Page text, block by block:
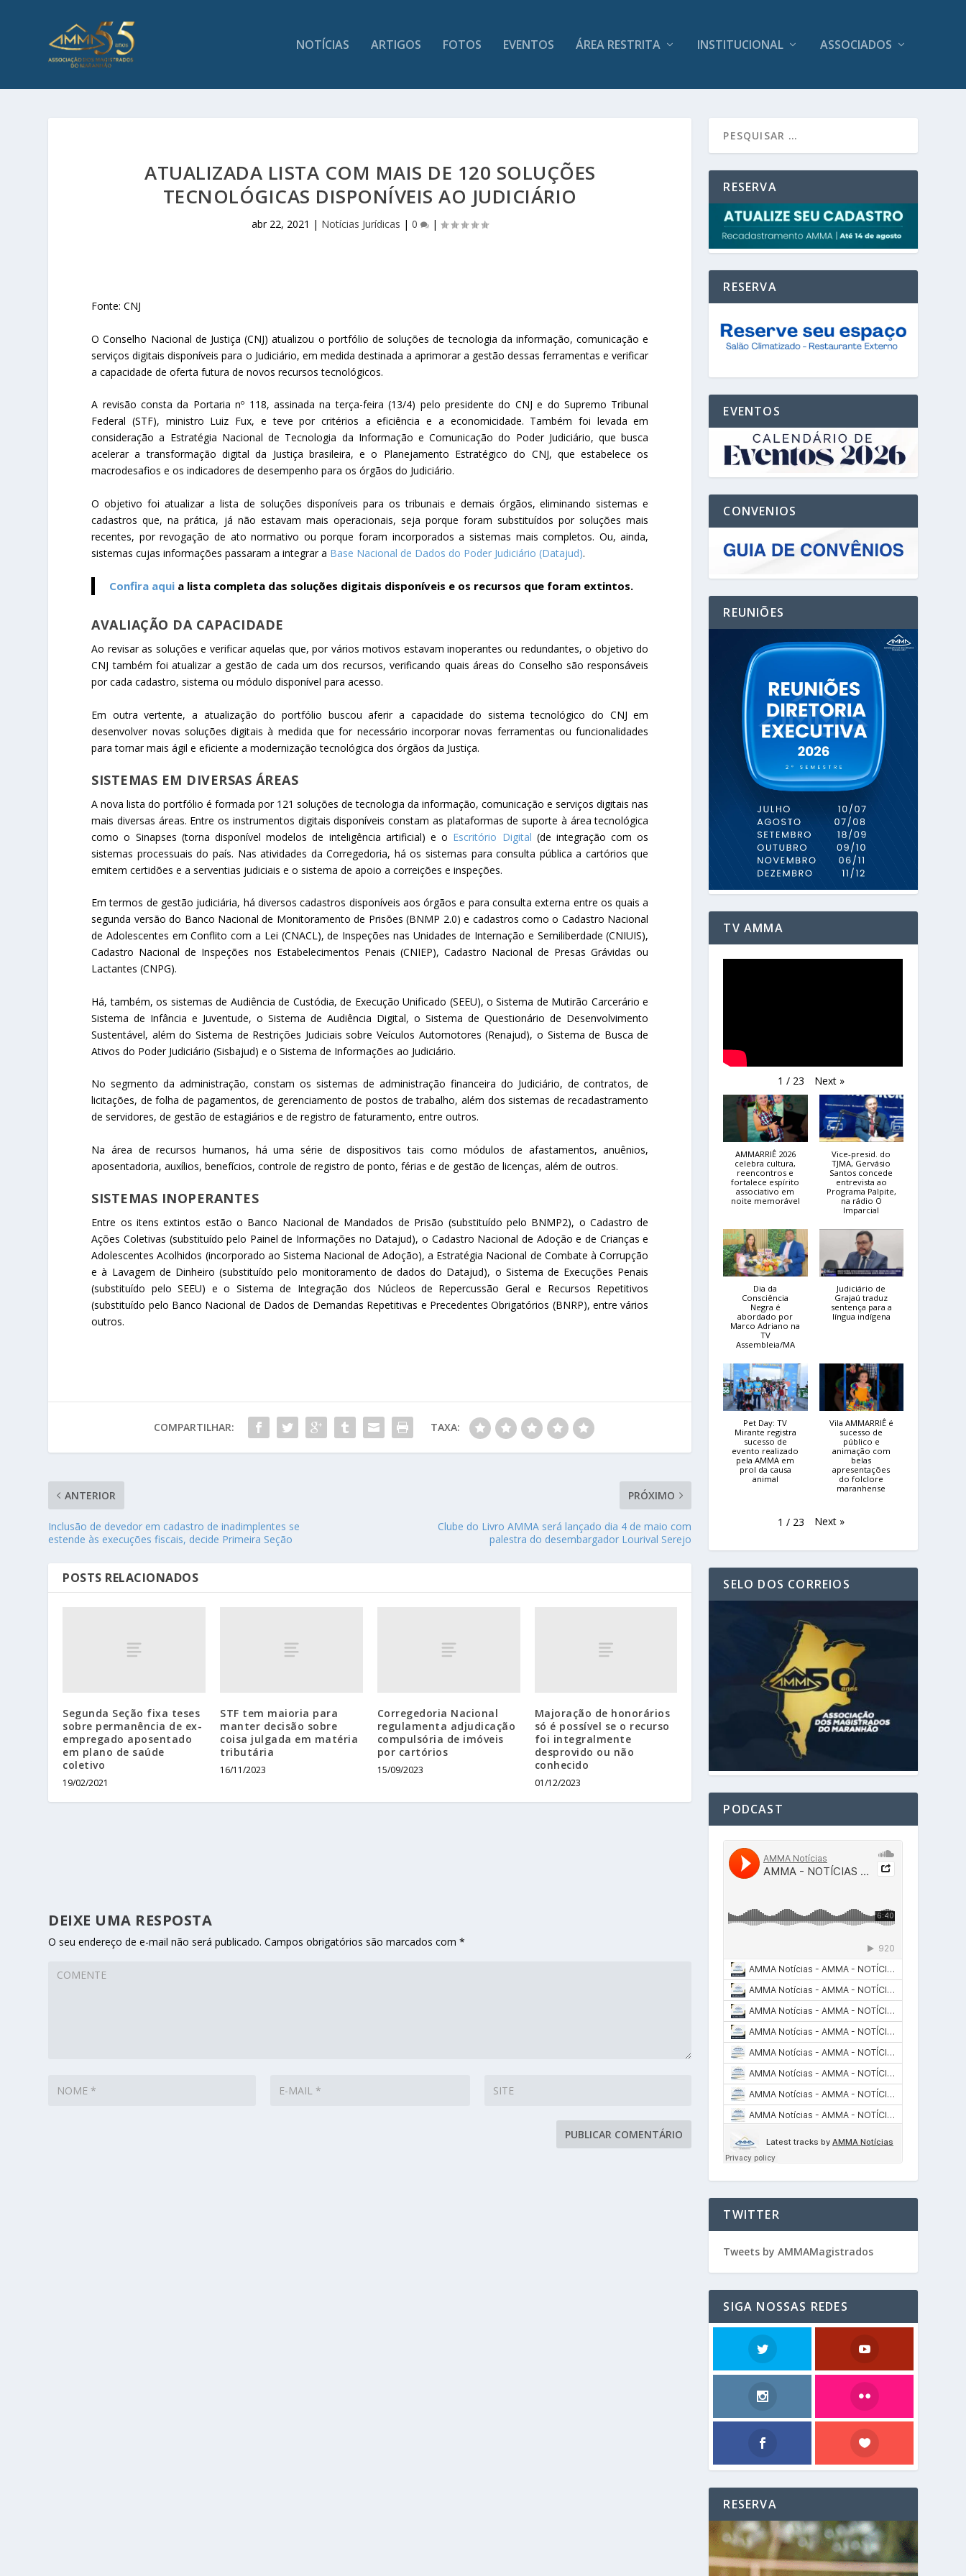
NOTÍCIAS ARTIGOS FOTOS EVENTOS ÁREA RESTRITA INSTITUCIONAL ASSOCIADOS
ATUALIZADA LISTA COM MAIS DE 120 SOLUÇÕES
TECNOLÓGICAS DISPONÍVEIS AO JUDICIÁRIO
abr 22, 2021 | Notícias Jurídicas |0 |
Fonte: CNJ
O Conselho Nacional de Justiça (CNJ) atualizou o portfólio de soluções de tecnologia da informação, comunicação e
serviços digitais disponíveis para o Judiciário, em medida destinada a aprimorar a gestão dessas ferramentas e verificar
a capacidade de oferta futura de novos recursos tecnológicos.
A revisão consta da Portaria nº 118, assinada na terça-feira (13/4) pelo presidente do CNJ e do Supremo Tribunal
Federal (STF), ministro Luiz Fux, e teve por critérios a eficiência e a economicidade. Também foi levada em
consideração a Estratégia Nacional de Tecnologia da Informação e Comunicação do Poder Judiciário, que busca
acelerar a transformação digital da Justiça brasileira, e o Planejamento Estratégico do CNJ, que estabelece os
macrodesafios e os indicadores de desempenho para os órgãos do Judiciário.
O objetivo foi atualizar a lista de soluções disponíveis para os tribunais e demais órgãos, eliminando sistemas e
cadastros que, na prática, já não estavam mais operacionais, seja porque foram substituídos por soluções mais
recentes, por revogação de ato normativo ou porque foram incorporados a sistemas mais completos. Ou, ainda,
sistemas cujas informações passaram a integrar a Base Nacional de Dados do Poder Judiciário (Datajud).
Confira aqui a lista completa das soluções digitais disponíveis e os recursos que foram extintos.
AVALIAÇÃO DA CAPACIDADE
Ao revisar as soluções e verificar aquelas que, por vários motivos estavam inoperantes ou redundantes, o objetivo do
CNJ também foi atualizar a gestão de cada um dos recursos, verificando quais áreas do Conselho são responsáveis
por cada cadastro, sistema ou módulo disponível para acesso.
Em outra vertente, a atualização do portfólio buscou aferir a capacidade do sistema tecnológico do CNJ em
desenvolver novas soluções digitais à medida que for necessário incorporar novas ferramentas ou funcionalidades
para tornar mais ágil e eficiente a modernização tecnológica dos órgãos da Justiça.
SISTEMAS EM DIVERSAS ÁREAS
A nova lista do portfólio é formada por 121 soluções de tecnologia da informação, comunicação e serviços digitais nas
mais diversas áreas. Entre os instrumentos digitais disponíveis constam as plataformas de suporte à área tecnológica
como o Sinapses (torna disponível modelos de inteligência artificial) e o Escritório Digital (de integração com os
sistemas processuais do país. Nas atividades da Corregedoria, há os sistemas para consulta pública a cartórios que
emitem certidões e a serventias judiciais e o sistema de apoio a correições e inspeções.
Em termos de gestão judiciária, há diversos cadastros disponíveis aos órgãos e para consulta externa entre os quais a
segunda versão do Banco Nacional de Monitoramento de Prisões (BNMP 2.0) e cadastros como o Cadastro Nacional
de Adolescentes em Conflito com a Lei (CNACL), de Inspeções nas Unidades de Internação e Semiliberdade (CNIUIS),
Cadastro Nacional de Inspeções nos Estabelecimentos Penais (CNIEP), Cadastro Nacional de Presas Grávidas ou
Lactantes (CNPG).
Há, também, os sistemas de Audiência de Custódia, de Execução Unificado (SEEU), o Sistema de Mutirão Carcerário e
Sistema de Infância e Juventude, o Sistema de Audiência Digital, o Sistema de Questionário de Desenvolvimento
Sustentável, além do Sistema de Restrições Judiciais sobre Veículos Automotores (Renajud), o Sistema de Busca de
Ativos do Poder Judiciário (Sisbajud) e o Sistema de Informações ao Judiciário.
No segmento da administração, constam os sistemas de administração financeira do Judiciário, de contratos, de
licitações, de folha de pagamentos, de gerenciamento de postos de trabalho, além dos sistemas de recadastramento
de servidores, de gestão de estagiários e de registro de faturamento, entre outros.
Na área de recursos humanos, há uma série de dispositivos tais como módulos de afastamentos, anuênios,
aposentadoria, auxílios, benefícios, controle de registro de ponto, férias e de gestão de licenças, além de outros.
SISTEMAS INOPERANTES
Entre os itens extintos estão o Banco Nacional de Mandados de Prisão (substituído pelo BNMP2), o Cadastro de
Ações Coletivas (substituído pelo Painel de Informações no Datajud), o Cadastro Nacional de Adoção e de Crianças e
Adolescentes Acolhidos (incorporado ao Sistema Nacional de Adoção), a Estratégia Nacional de Combate à Corrupção
e à Lavagem de Dinheiro (substituído pelo monitoramento de dados do Datajud), o Sistema de Execuções Penais
(substituído pelo SEEU) e o Sistema de Integração dos Núcleos de Repercussão Geral e Recursos Repetitivos
(substituído pelo Banco Nacional de Dados de Demandas Repetitivas e Precedentes Obrigatórios (BNRP), entre vários
outros.
COMPARTILHAR: TAXA:
ANTERIOR
Inclusão de devedor em cadastro de inadimplentes se
estende às execuções fiscais, decide Primeira Seção
PRÓXIMO
Clube do Livro AMMA será lançado dia 4 de maio com
palestra do desembargador Lourival Serejo
POSTS RELACIONADOS
Segunda Seção fixa teses
sobre permanência de ex-
empregado aposentado
em plano de saúde
coletivo
19/02/2021
STF tem maioria para
manter decisão sobre
coisa julgada em matéria
tributária
16/11/2023
Corregedoria Nacional
regulamenta adjudicação
compulsória de imóveis
por cartórios
15/09/2023
Majoração de honorários
só é possível se o recurso
foi integralmente
desprovido ou não
conhecido
01/12/2023
DEIXE UMA RESPOSTA
O seu endereço de e-mail não será publicado. Campos obrigatórios são marcados com*
RESERVA
RESERVA
EVENTOS
CONVENIOS
REUNIÕES
TV AMMA
1 / 23 Next »
AMMARRIÊ 2026
celebra cultura,
reencontros e
fortalece espírito
associativo em
noite memorável
Vice-presid. do
TJMA, Gervásio
Santos concede
entrevista ao
Programa Palpite,
na rádio O
Imparcial
Dia da
Consciência
Negra é
abordado por
Marco Adriano na
TV
Assembleia/MA
Judiciário de
Grajaú traduz
sentença para a
língua indígena
Pet Day: TV
Mirante registra
sucesso de
evento realizado
pela AMMA em
prol da causa
animal
Vila AMMARRIÊ é
sucesso de
público e
animação com
belas
apresentações
do folclore
maranhense
1 / 23 Next »
SELO DOS CORREIOS
PODCAST
TWITTER
Tweets by AMMAMagistrados
SIGA NOSSAS REDES
RESERVA